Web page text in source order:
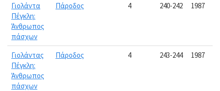
Γιολάντα
Πέγκλη:
Άνθρωπος
πάσχων
Πάροδος 4 240-242 1987
Γιολάντας
Πέγκλη:
Άνθρωπος
πάσχων
Πάροδος 4 243-244 1987